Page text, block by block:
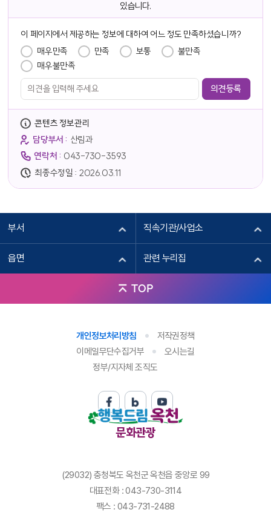
있습니다.
이 페이지에서 제공하는 정보에 대하여 어느 정도 만족하셨습니까?
매우만족 만족 보통
불만족
매우불만족
콘텐츠 정보관리
담당부서 : 산림과
연락처 : 043-730-3593
최종수정일 : 2026.03.11
부서 직속기관/사업소
읍면 관련 누리집
TOP
문화관광
개인정보처리방침
저작권정책
이메일무단수집거부
오시는길
정부/지자체 조직도
(29032) 충청북도 옥천군 옥천읍 중앙로 99
대표전화 : 043-730-3114
팩스 : 043-731-2488